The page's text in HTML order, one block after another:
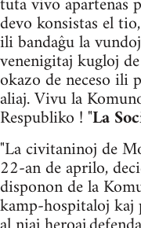
devo konsistas el
ili bandaĝu la
venenig­itaj kugloj
okazo de neceso ili
aliaj. Vivu la
Respubliko ! "La
"La civitaninoj de
22-an de aprilo,
disponon de la
kamp-hospitaloj